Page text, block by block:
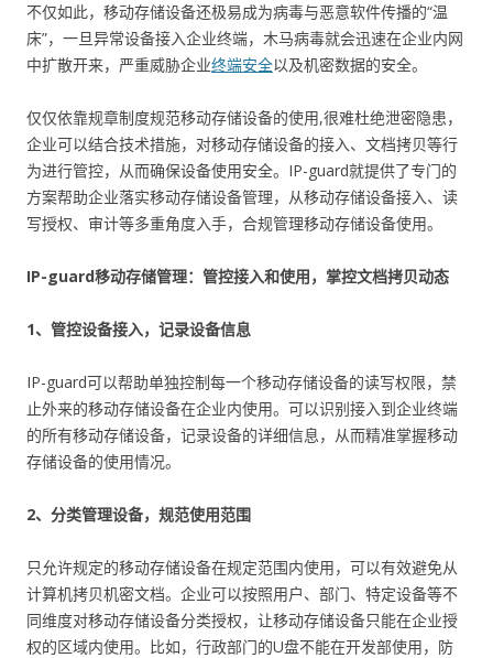
不仅如此，移动存储设备还极易成为病毒与恶意软件传播的“温
床”，一旦异常设备接入企业终端，木马病毒就会迅速在企业内网
中扩散开来，严重威胁企业终端安全以及机密数据的安全。
仅仅依靠规章制度规范移动存储设备的使用,很难杜绝泄密隐患，
企业可以结合技术措施，对移动存储设备的接入、文档拷贝等行
为进行管控，从而确保设备使用安全。IP-guard就提供了专门的
方案帮助企业落实移动存储设备管理，从移动存储设备接入、读
写授权、审计等多重角度入手，合规管理移动存储设备使用。
IP-guard移动存储管理：管控接入和使用，掌控文档拷贝动态
1、管控设备接入，记录设备信息
IP-guard可以帮助单独控制每一个移动存储设备的读写权限，禁
止外来的移动存储设备在企业内使用。可以识别接入到企业终端
的所有移动存储设备，记录设备的详细信息，从而精准掌握移动
存储设备的使用情况。
2、分类管理设备，规范使用范围
只允许规定的移动存储设备在规定范围内使用，可以有效避免从
计算机拷贝机密文档。企业可以按照用户、部门、特定设备等不
同维度对移动存储设备分类授权，让移动存储设备只能在企业授
权的区域内使用。比如，行政部门的U盘不能在开发部使用，防